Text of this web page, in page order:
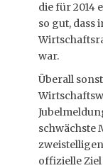
die für 2014
so gut, dass
war.
Überall
schwächste
offizielle